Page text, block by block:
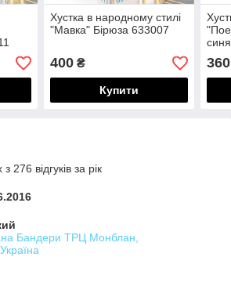
Хустка в народному стилі
"Мавка" Бірюза 633007
400₴
Купити
360
276 відгуків за рік
Бандери ТРЦ Монблан,